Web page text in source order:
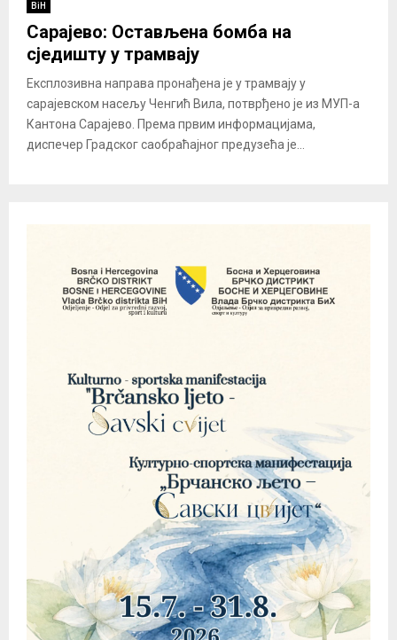
BiH
Сарајево: Остављена бомба на
сједишту у трамвају
Експлозивна направа пронађена је у трамвају у
сарајевском насељу Ченгић Вила, потврђено је из МУП-а
Кантона Сарајево. Према првим информацијама,
диспечер Градског саобраћајног предузећа је...